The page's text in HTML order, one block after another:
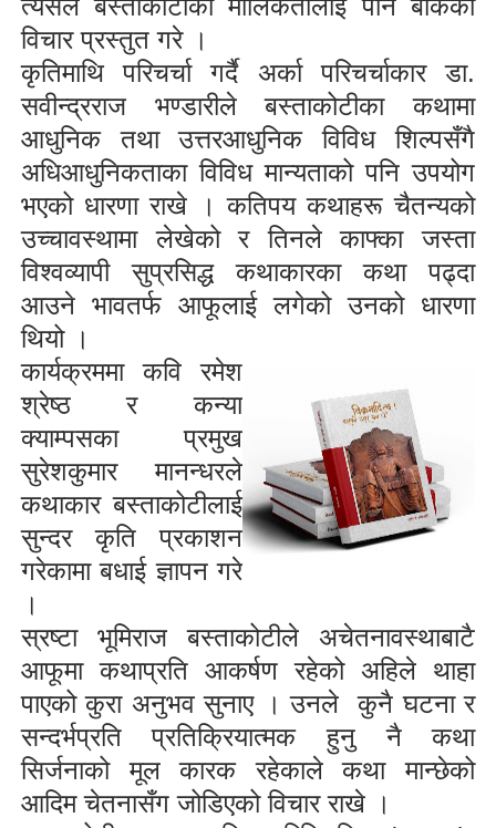
विचार प्रस्तुत गरे ।
कृतिमाथि परिचर्चा गर्दै अर्का परिचर्चाकार डा.
सवीन्द्रराज भण्डारीले बस्ताकोटीका कथामा
आधुनिक तथा उत्तरआधुनिक विविध शिल्पसँगै
अधिआधुनिकताका विविध मान्यताको पनि उपयोग
भएको धारणा राखे । कतिपय कथाहरू चैतन्यको
उच्चावस्थामा लेखेको र तिनले काफ्का जस्ता
विश्वव्यापी सुप्रसिद्ध कथाकारका कथा पढ्दा
आउने भावतर्फ आफूलाई लगेको उनको धारणा
थियो ।
कार्यक्रममा कवि रमेश
श्रेष्ठ र कन्या
क्याम्पसका प्रमुख
सुरेशकुमार मानन्धरले
कथाकार बस्ताकोटीलाई
सुन्दर कृति प्रकाशन
गरेकामा बधाई ज्ञापन गरे
।
स्रष्टा भूमिराज बस्ताकोटीले अचेतनावस्थाबाटै
आफूमा कथाप्रति आकर्षण रहेको अहिले थाहा
पाएको कुरा अनुभव सुनाए । उनले
कुनै घटना र
सन्दर्भप्रति प्रतिक्रियात्मक हुनु नै कथा
सिर्जनाको मूल कारक रहेकाले कथा मान्छेको
आदिम चेतनासँग जोडिएको विचार राखे ।